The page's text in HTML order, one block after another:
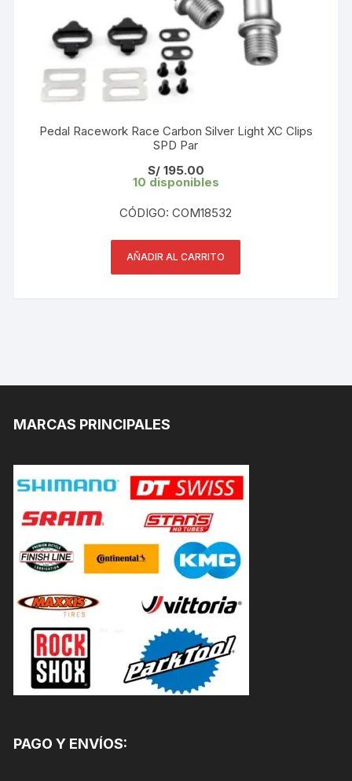
Pedal Racework Race Carbon Silver Light XC Clips
SPD Par
S/195.00
10 disponibles
CÓDIGO: COM18532
AÑADIR AL CARRITO
MARCAS PRINCIPALES
PAGO Y ENVÍOS: